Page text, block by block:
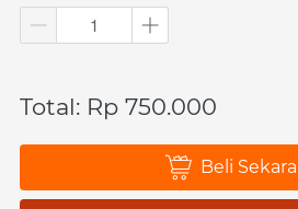
Total: Rp 750.000
` Beli